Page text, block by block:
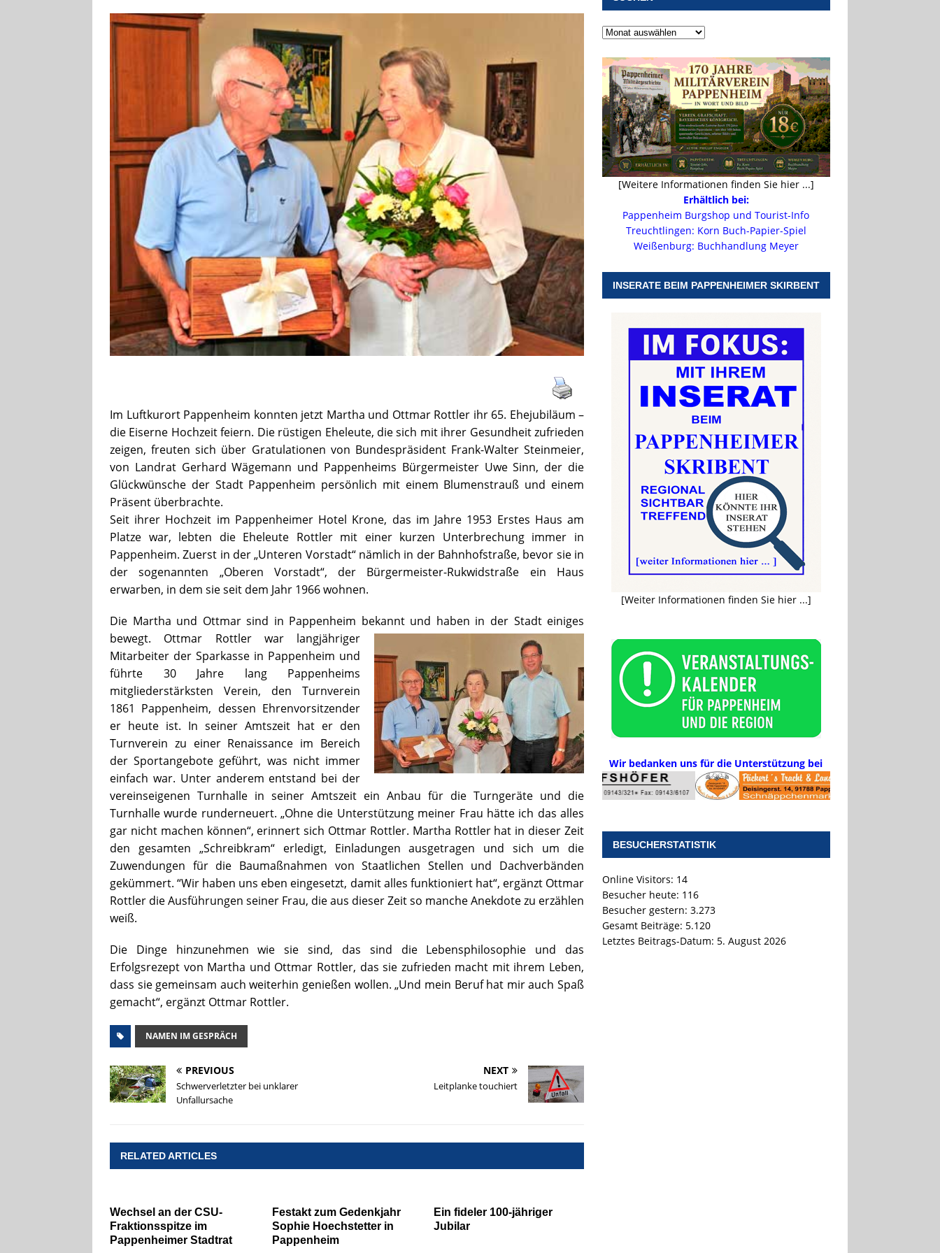
Aiwanger
VERANSTALTUNGEN
[ 3. August 2026 ] Neue Naturparkführer verstärken das Angebot im Altmühltal
TOURISTIK
[ 5. August 2026 ] Stellenangebot beim Wasserzweckverband links der Altmühl
UNTERNEHMEN
Im Luftkurort Pappenheim konnten jetzt Martha und Ottmar Rottler ihr 65. Ehejubiläum –
die Eiserne Hochzeit feiern. Die rüstigen Eheleute, die sich mit ihrer Gesundheit zufrieden
zeigen, freuten sich über Gratulationen von Bundespräsident Frank-Walter Steinmeier,
von Landrat Gerhard Wägemann und Pappenheims Bürgermeister Uwe Sinn, der die
Glückwünsche der Stadt Pappenheim persönlich mit einem Blumenstrauß und einem
Präsent überbrachte.
Seit ihrer Hochzeit im Pappenheimer Hotel Krone, das im Jahre 1953 Erstes Haus am
Platze war, lebten die Eheleute Rottler mit einer kurzen Unterbrechung immer in
Pappenheim. Zuerst in der „Unteren Vorstadt“ nämlich in der Bahnhofstraße, bevor sie in
der sogenannten „Oberen Vorstadt“, der Bürgermeister-Rukwidstraße ein Haus
erwarben, in dem sie seit dem Jahr 1966 wohnen.
Die Martha und Ottmar sind in Pappenheim bekannt und haben in der Stadt einiges
bewegt. Ottmar Rottler war langjähriger
Mitarbeiter der Sparkasse in Pappenheim und
führte 30 Jahre lang Pappenheims
mitgliederstärksten Verein, den Turnverein
1861 Pappenheim, dessen Ehrenvorsitzender
er heute ist. In seiner Amtszeit hat er den
Turnverein zu einer Renaissance im Bereich
der Sportangebote geführt, was nicht immer
einfach war. Unter anderem entstand bei der
vereinseigenen Turnhalle in seiner Amtszeit ein Anbau für die Turngeräte und die
Turnhalle wurde runderneuert. „Ohne die Unterstützung meiner Frau hätte ich das alles
gar nicht machen können“, erinnert sich Ottmar Rottler. Martha Rottler hat in dieser Zeit
den gesamten „Schreibkram“ erledigt, Einladungen ausgetragen und sich um die
Zuwendungen für die Baumaßnahmen von Staatlichen Stellen und Dachverbänden
gekümmert. “Wir haben uns eben eingesetzt, damit alles funktioniert hat“, ergänzt Ottmar
Rottler die Ausführungen seiner Frau, die aus dieser Zeit so manche Anekdote zu erzählen
weiß.
Die Dinge hinzunehmen wie sie sind, das sind die Lebensphilosophie und das
Erfolgsrezept von Martha und Ottmar Rottler, das sie zufrieden macht mit ihrem Leben,
dass sie gemeinsam auch weiterhin genießen wollen. „Und mein Beruf hat mir auch Spaß
gemacht“, ergänzt Ottmar Rottler.
NAMEN IM GESPRÄCH
PREVIOUS
Schwerverletzter bei unklarer
Unfallursache
NEXT
Leitplanke touchiert
RELATED ARTICLES
Wechsel an der CSU-
Fraktionsspitze im
Pappenheimer Stadtrat
Festakt zum Gedenkjahr
Sophie Hoechstetter in
Pappenheim
Ein fideler 100-jähriger
Jubilar
[Weitere Informationen finden Sie hier ...]
Erhältlich bei:
Pappenheim Burgshop und Tourist-Info
Treuchtlingen: Korn Buch-Papier-Spiel
Weißenburg: Buchhandlung Meyer
INSERATE BEIM PAPPENHEIMER SKIRBENT
[Weiter Informationen finden Sie hier ...]
Wir bedanken uns für die Unterstützung bei
BESUCHERSTATISTIK
Online Visitors: 14
Besucher heute: 116
Besucher gestern: 3.273
Gesamt Beiträge: 5.120
Letztes Beitrags-Datum: 5. August 2026